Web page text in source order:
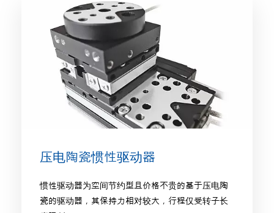
压电陶瓷惯性驱动器
惯性驱动器为空间节约型且价格不贵的基于压电陶
瓷的驱动器，其保持力相对较大，行程仅受转子长